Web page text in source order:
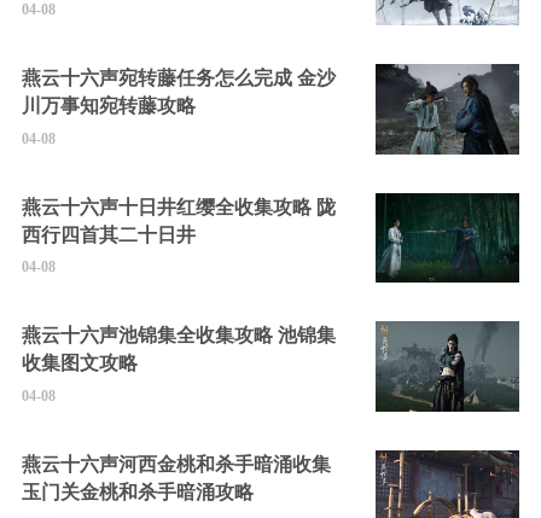
04-08
燕云十六声宛转藤任务怎么完成 金沙
川万事知宛转藤攻略
04-08
燕云十六声十日井红缨全收集攻略 陇
西行四首其二十日井
04-08
燕云十六声池锦集全收集攻略 池锦集
收集图文攻略
04-08
燕云十六声河西金桃和杀手暗涌收集
玉门关金桃和杀手暗涌攻略